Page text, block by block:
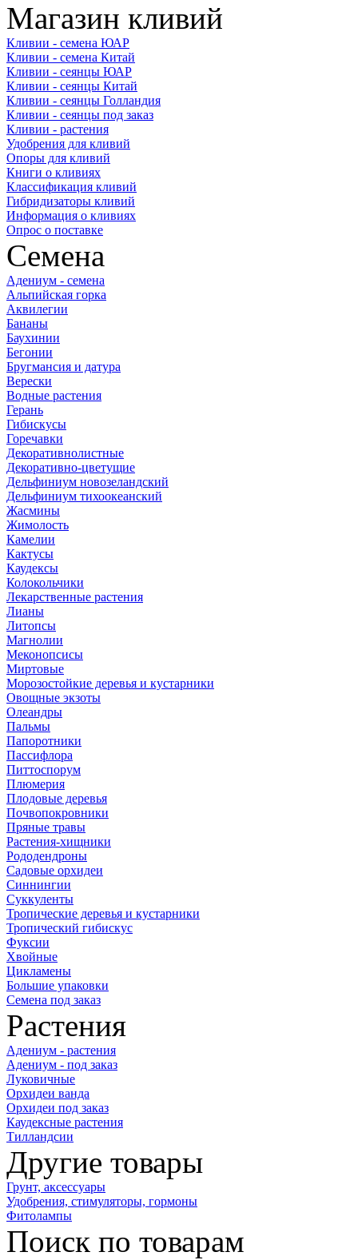
Магазин кливий
Кливии - семена ЮАР
Кливии - семена Китай
Кливии - сеянцы ЮАР
Кливии - сеянцы Китай
Кливии - сеянцы Голландия
Кливии - сеянцы под заказ
Кливии - растения
Удобрения для кливий
Опоры для кливий
Книги о кливиях
Классификация кливий
Гибридизаторы кливий
Информация о кливиях
Опрос о поставке
Семена
Адениум - семена
Альпийская горка
Аквилегии
Бананы
Баухинии
Бегонии
Бругмансия и датура
Верески
Водные растения
Герань
Гибискусы
Горечавки
Декоративнолистные
Декоративно-цветущие
Дельфиниум новозеландский
Дельфиниум тихоокеанский
Жасмины
Жимолость
Камелии
Кактусы
Каудексы
Колокольчики
Лекарственные растения
Лианы
Литопсы
Магнолии
Меконопсисы
Миртовые
Морозостойкие деревья и кустарники
Овощные экзоты
Олеандры
Пальмы
Папоротники
Пассифлора
Питтоспорум
Плюмерия
Плодовые деревья
Почвопокровники
Пряные травы
Растения-хищники
Рододендроны
Садовые орхидеи
Синнингии
Суккуленты
Тропические деревья и кустарники
Тропический гибискус
Фуксии
Хвойные
Цикламены
Большие упаковки
Семена под заказ
Растения
Адениум - растения
Адениум - под заказ
Луковичные
Орхидеи ванда
Орхидеи под заказ
Каудексные растения
Тилландсии
Другие товары
Грунт, аксессуары
Удобрения, стимуляторы, гормоны
Фитолампы
Поиск по товарам